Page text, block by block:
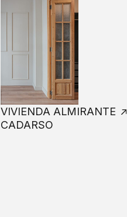
VIVIENDA ALMIRANTE
CADARSO